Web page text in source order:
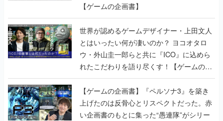
【ゲームの企画書】
世界が認めるゲームデザイナー・上田文人
とはいったい何が凄いのか？ ヨコオタロ
ウ・外山圭一郎らと共に『ICO』に込めら
れたこだわりを語り尽くす！【ゲームの企
画書】
【ゲームの企画書】『ペルソナ3』を築き
上げたのは反骨心とリスペクトだった。赤
い企画書のもとに集った“愚連隊”がシリー